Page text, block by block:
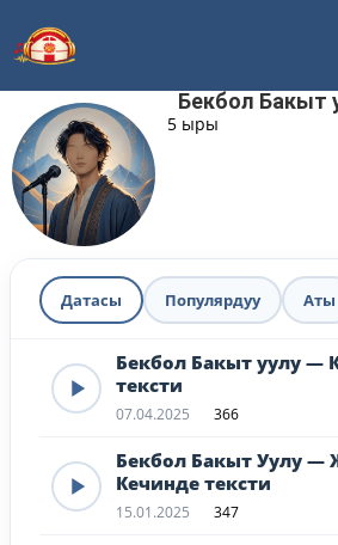
Бекбол Бакыт
5 ыры
Датасы Популярдуу Аты
Бекбол Бакыт уулу —
тексти
07.04.2025 366
Бекбол Бакыт Уулу —
Кечинде тексти
15.01.2025 347